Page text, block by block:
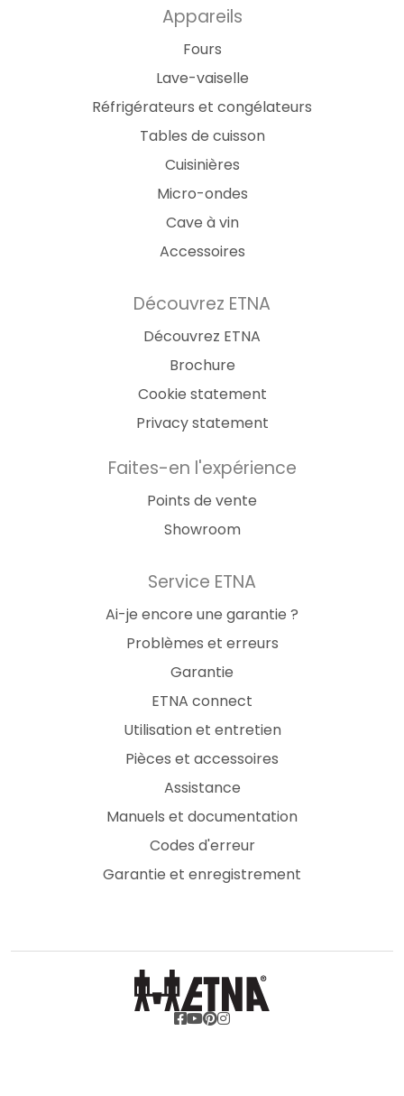
Appareils
Fours
Lave-vaiselle
Réfrigérateurs et congélateurs
Tables de cuisson
Cuisinières
Micro-ondes
Cave à vin
Accessoires
Découvrez ETNA
Découvrez ETNA
Brochure
Cookie statement
Privacy statement
Faites-en l'expérience
Points de vente
Showroom
Service ETNA
Ai-je encore une garantie ?
Problèmes et erreurs
Garantie
ETNA connect
Utilisation et entretien
Pièces et accessoires
Assistance
Manuels et documentation
Codes d'erreur
Garantie et enregistrement